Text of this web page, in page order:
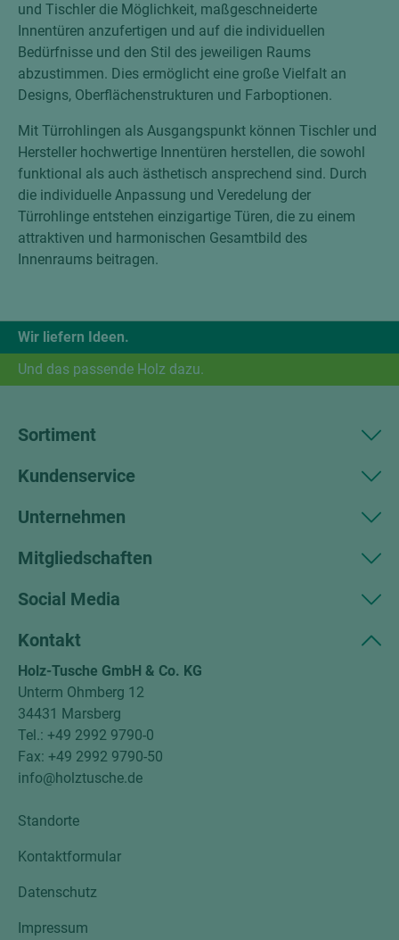
und Tischler die Möglichkeit, maßgeschneiderte
Innentüren anzufertigen und auf die individuellen
Bedürfnisse und den Stil des jeweiligen Raums
abzustimmen. Dies ermöglicht eine große Vielfalt an
Designs, Oberflächenstrukturen und Farboptionen.
Mit Türrohlingen als Ausgangspunkt können Tischler und
Hersteller hochwertige Innentüren herstellen, die sowohl
funktional als auch ästhetisch ansprechend sind. Durch
die individuelle Anpassung und Veredelung der
Türrohlinge entstehen einzigartige Türen, die zu einem
attraktiven und harmonischen Gesamtbild des
Innenraums beitragen.
Wir liefern Ideen.
Und das passende Holz dazu.
Sortiment
Kundenservice
Unternehmen
Mitgliedschaften
Social Media
Kontakt
Holz-Tusche GmbH & Co. KG
Unterm Ohmberg 12
34431 Marsberg
Tel.: +49 2992 9790-0
Fax: +49 2992 9790-50
info@holztusche.de
Standorte
Kontaktformular
Datenschutz
Impressum